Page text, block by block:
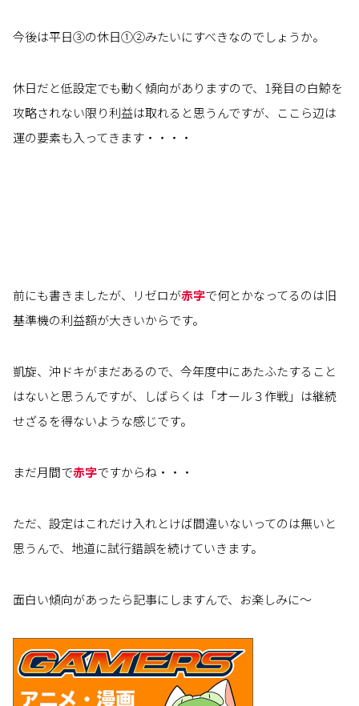
今後は平日③の休日①②みたいにすべきなのでしょうか。
休日だと低設定でも動く傾向がありますので、1発目の白鯨を
攻略されない限り利益は取れると思うんですが、ここら辺は
運の要素も入ってきます・・・・
前にも書きましたが、リゼロが赤字で何とかなってるのは旧
基準機の利益額が大きいからです。
凱旋、沖ドキがまだあるので、今年度中にあたふたすること
はないと思うんですが、しばらくは「オール３作戦」は継続
せざるを得ないような感じです。
まだ月間で赤字ですからね・・・
ただ、設定はこれだけ入れとけば間違いないってのは無いと
思うんで、地道に試行錯誤を続けていきます。
面白い傾向があったら記事にしますんで、お楽しみに～